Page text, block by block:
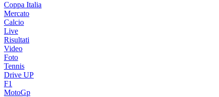
Coppa Italia
Mercato
Calcio
Live
Risultati
Video
Foto
Tennis
Drive UP
F1
MotoGp